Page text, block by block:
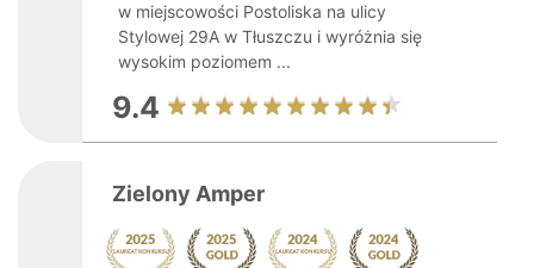
w miejscowości Postoliska na ulicy
Stylowej 29A w Tłuszczu i wyróżnia się
wysokim poziomem ...
9.4
Zielony Amper